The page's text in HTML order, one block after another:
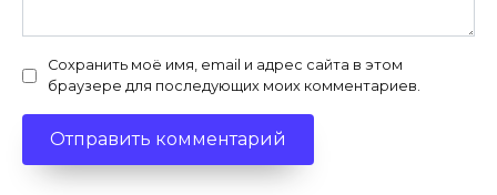
Сохранить моё имя, email и адрес сайта в этом
браузере для последующих моих комментариев.